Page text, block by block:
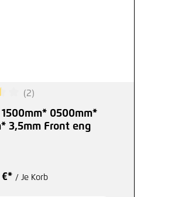
Bewertung von 3.5 von 5
(2)
0500mm*
3,5mm Front eng
€* / Je Korb